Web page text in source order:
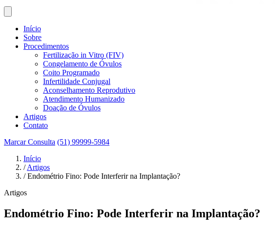
Início
Sobre
Procedimentos
Fertilização in Vitro (FIV)
Congelamento de Óvulos
Coito Programado
Infertilidade Conjugal
Aconselhamento Reprodutivo
Atendimento Humanizado
Doação de Óvulos
Artigos
Contato
Marcar Consulta (51) 99999-5984
Início
/Artigos
/Endométrio Fino: Pode Interferir na Implantação?
Artigos
Endométrio Fino: Pode Interferir na Implantação?